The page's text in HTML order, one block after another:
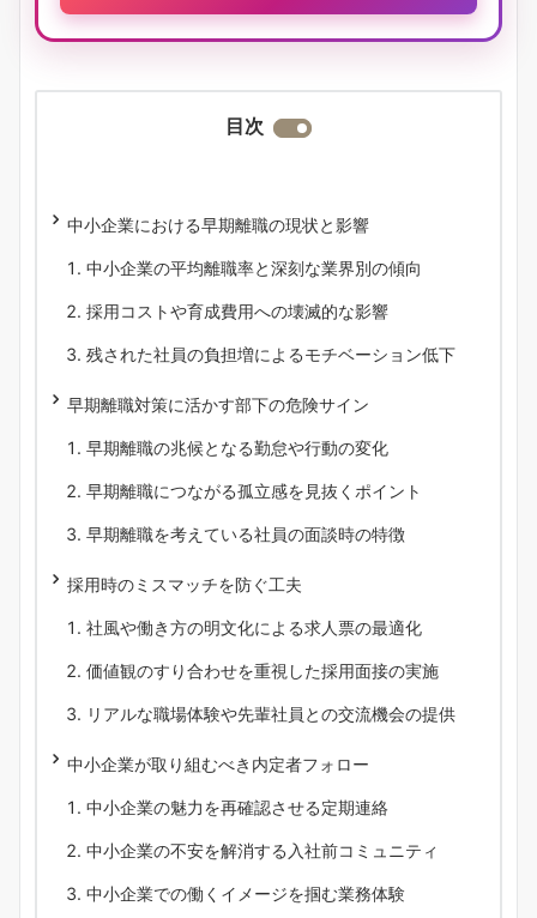
目次
中小企業における早期離職の現状と影響
中小企業の平均離職率と深刻な業界別の傾向
採用コストや育成費用への壊滅的な影響
残された社員の負担増によるモチベーション低下
早期離職対策に活かす部下の危険サイン
早期離職の兆候となる勤怠や行動の変化
早期離職につながる孤立感を見抜くポイント
早期離職を考えている社員の面談時の特徴
採用時のミスマッチを防ぐ工夫
社風や働き方の明文化による求人票の最適化
価値観のすり合わせを重視した採用面接の実施
リアルな職場体験や先輩社員との交流機会の提供
中小企業が取り組むべき内定者フォロー
中小企業の魅力を再確認させる定期連絡
中小企業の不安を解消する入社前コミュニティ
中小企業での働くイメージを掴む業務体験